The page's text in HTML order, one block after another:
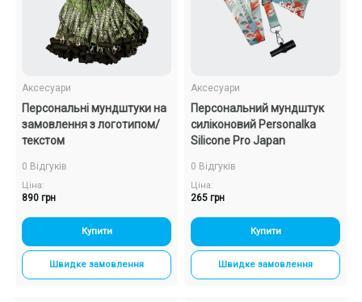
Знижки та опт
Аксесуари
Персональні мундштуки на
замовлення з логотипом/
текстом
0 Відгуків
Ціна:
890 грн
Купити
Швидке замовлення
Аксесуари
Персональний мундштук
силіконовий Personalka
Silicone Pro Japan
0 Відгуків
Ціна:
265 грн
Купити
Швидке замовлення